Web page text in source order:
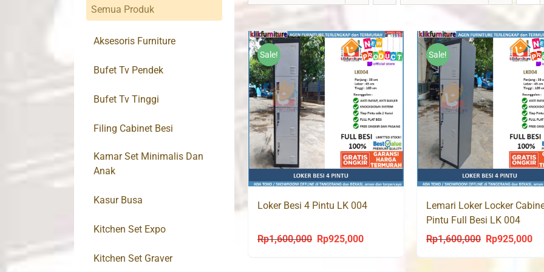
Sale!
Loker Besi 4 Pintu LK 004
Rp1,600,000
Original
Rp925,000Current
Sale!
Lemari Loker Locker
Pintu Full Besi LK 004
Rp1,600,000
Original
Rp925,000
Semua Produk
Aksesoris Furniture
Bufet Tv Pendek
Bufet Tv Tinggi
Filing Cabinet Besi
Kamar Set Minimalis Dan
Anak
Kasur Busa
Kitchen Set Expo
Kitchen Set Graver